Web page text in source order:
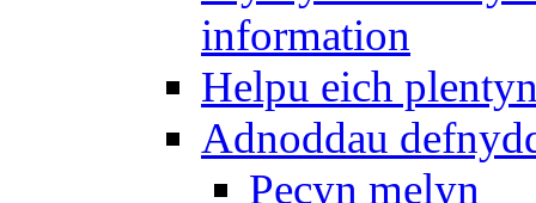
information
Helpu eich
Adnoddau
Pecyn melyn